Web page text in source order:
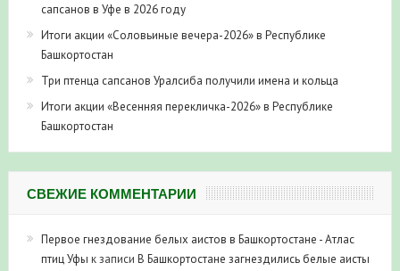
сапсанов в Уфе в 2026 году
Итоги акции «Соловьиные вечера-2026» в Республике
Башкортостан
Три птенца сапсанов Уралсиба получили имена и кольца
Итоги акции «Весенняя перекличка-2026» в Республике
Башкортостан
СВЕЖИЕ КОММЕНТАРИИ
Первое гнездование белых аистов в Башкортостане - Атлас
птиц Уфы к записи В Башкортостане загнездились белые аисты